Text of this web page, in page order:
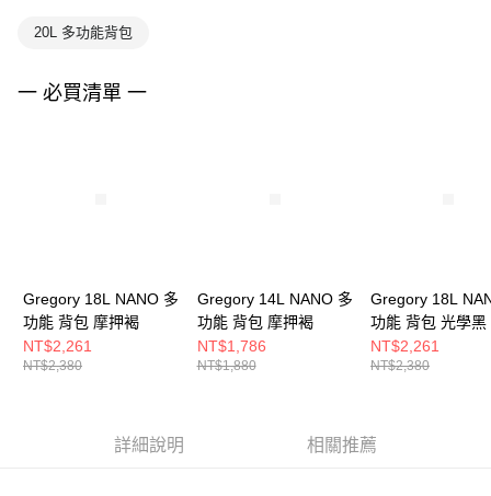
20L 多功能背包
一 必買清單 一
Gregory 18L NANO 多
功能 背包 摩押褐
NT$2,261
NT$2,380
Gregory 14L NANO 多
功能 背包 摩押褐
NT$1,786
NT$1,880
Gregory 18L
功能 背包 光學黑
NT$2,261
NT$2,380
詳細說明 相關推薦